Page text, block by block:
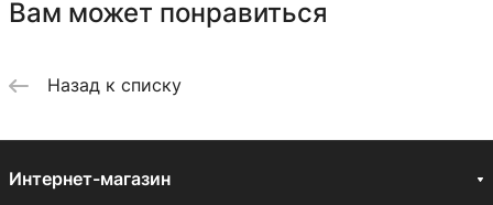
Вам может понравиться
Назад к списку
Интернет-магазин